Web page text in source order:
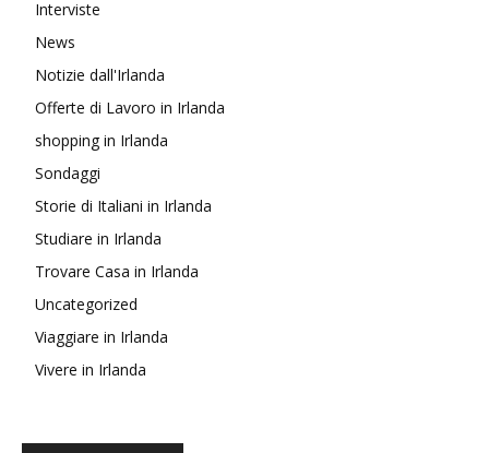
Interviste
News
Notizie dall'Irlanda
Offerte di Lavoro in Irlanda
shopping in Irlanda
Sondaggi
Storie di Italiani in Irlanda
Studiare in Irlanda
Trovare Casa in Irlanda
Uncategorized
Viaggiare in Irlanda
Vivere in Irlanda